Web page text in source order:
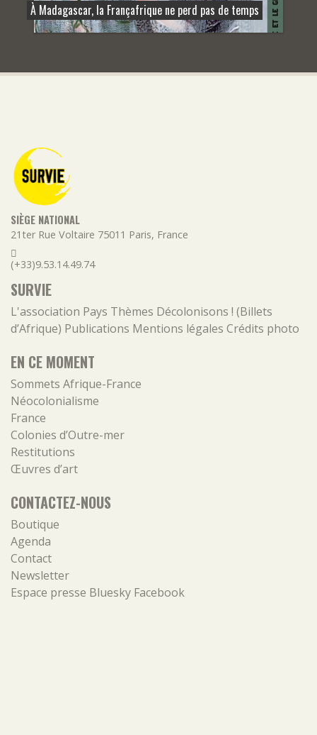
À Madagascar, la Françafrique ne perd pas de temps
SIÈGE NATIONAL
21ter Rue Voltaire 75011 Paris, France
(+33)9.53.14.49.74
SURVIE
L'association Pays Thèmes Décolonisons ! (Billets
d’Afrique) Publications Mentions légales Crédits photo
EN CE MOMENT
Sommets Afrique-France
Néocolonialisme
France
Colonies d’Outre-mer
Restitutions
Œuvres d’art
CONTACTEZ-NOUS
Boutique
Agenda
Contact
Newsletter
Espace presse Bluesky Facebook